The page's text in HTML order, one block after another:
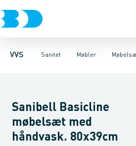
VVS Sanitet
Rør & fittingsPressfittings & rør
Møbler
Toiletter, sæder og cisterner Vaske
Møbelsæt & pakkerUnderskabe
Sanibell Basicline
møbelsæt med
håndvask. 80x39cm